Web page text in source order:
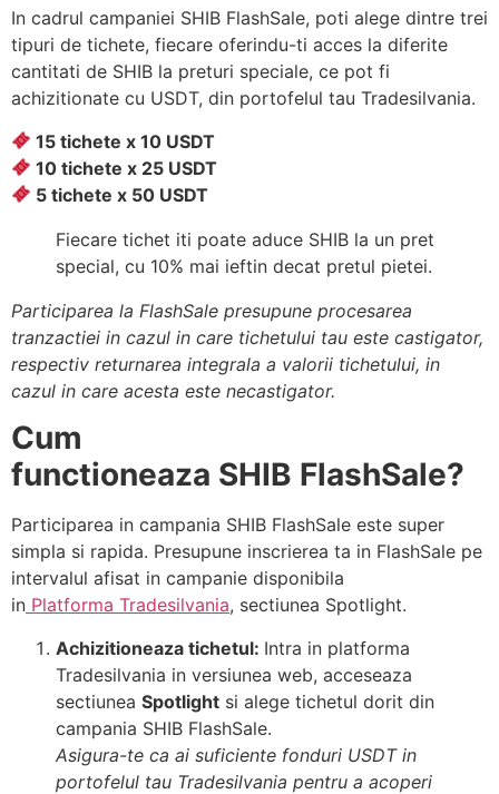
In cadrul campaniei SHIB FlashSale, poti alege dintre trei
tipuri de tichete, fiecare oferindu-ti acces la diferite
cantitati de SHIB la preturi speciale, ce pot fi
achizitionate cu USDT, din portofelul tau Tradesilvania.
15 tichete x 10 USDT
10 tichete x 25 USDT
5 tichete x 50 USDT
Fiecare tichet iti poate aduce SHIB la un pret
special, cu 10% mai ieftin decat pretul pietei.
Participarea la FlashSale presupune procesarea
tranzactiei in cazul in care tichetului tau este castigator,
respectiv returnarea integrala a valorii tichetului, in
cazul in care acesta este necastigator.
Cum
functioneaza SHIB FlashSale?
Participarea in campania SHIB FlashSale este super
simpla si rapida. Presupune inscrierea ta in FlashSale pe
intervalul afisat in campanie disponibila
in Platforma Tradesilvania, sectiunea Spotlight.
Achizitioneaza tichetul: Intra in platforma
Tradesilvania in versiunea web, acceseaza
sectiunea Spotlight si alege tichetul dorit din
campania SHIB FlashSale.
Asigura-te ca ai suficiente fonduri USDT in
portofelul tau Tradesilvania pentru a acoperi